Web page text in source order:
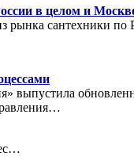
в целом и
рынка сантехники
выпустила